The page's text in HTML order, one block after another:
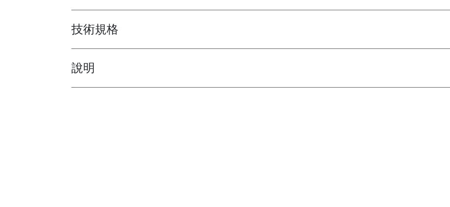
Toggle techspec
技術規格
Toggle guides and instructions
說明